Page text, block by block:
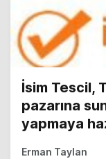
İsim Tescil,
pazarına
yapmaya
Erman Taylan